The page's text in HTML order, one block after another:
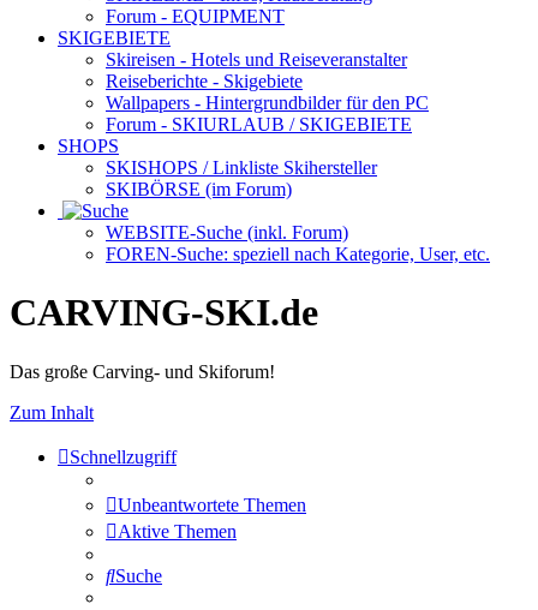
Forum - EQUIPMENT
SKIGEBIETE
Skireisen - Hotels und Reiseveranstalter
Reiseberichte - Skigebiete
Wallpapers - Hintergrundbilder für den PC
Forum - SKIURLAUB / SKIGEBIETE
SHOPS
SKISHOPS / Linkliste Skihersteller
SKIBÖRSE (im Forum)
WEBSITE-Suche (inkl. Forum)
FOREN-Suche: speziell nach Kategorie, User, etc.
CARVING-SKI.de
Das große Carving- und Skiforum!
Zum Inhalt
Schnellzugriff
Unbeantwortete Themen
Aktive Themen
Suche